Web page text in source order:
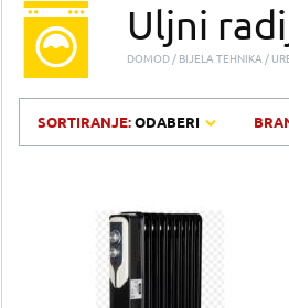
Uljni
DOMOD BIJELA TEHNIKA
SORTIRANJE:ODABERI